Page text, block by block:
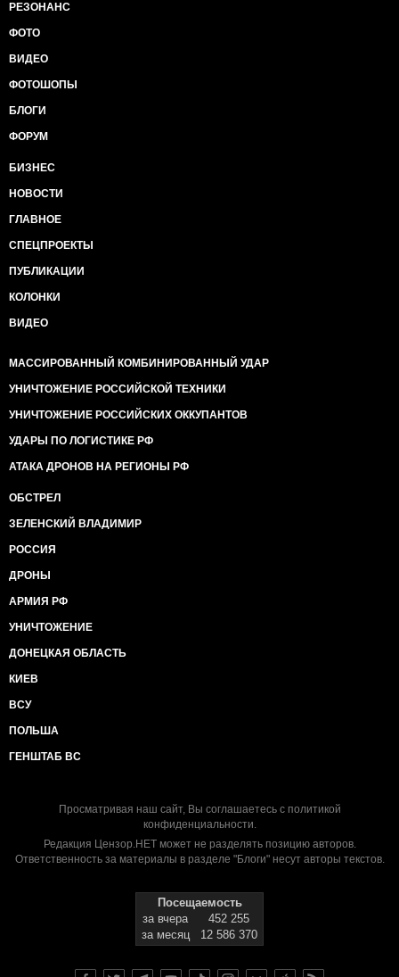
РЕЗОНАНС
ФОТО
ВИДЕО
ФОТОШОПЫ
БЛОГИ
ФОРУМ
БИЗНЕС
НОВОСТИ
ГЛАВНОЕ
СПЕЦПРОЕКТЫ
ПУБЛИКАЦИИ
КОЛОНКИ
ВИДЕО
МАССИРОВАННЫЙ КОМБИНИРОВАННЫЙ УДАР
УНИЧТОЖЕНИЕ РОССИЙСКОЙ ТЕХНИКИ
УНИЧТОЖЕНИЕ РОССИЙСКИХ ОККУПАНТОВ
УДАРЫ ПО ЛОГИСТИКЕ РФ
АТАКА ДРОНОВ НА РЕГИОНЫ РФ
ОБСТРЕЛ
ЗЕЛЕНСКИЙ ВЛАДИМИР
РОССИЯ
ДРОНЫ
АРМИЯ РФ
УНИЧТОЖЕНИЕ
ДОНЕЦКАЯ ОБЛАСТЬ
КИЕВ
ВСУ
ПОЛЬША
ГЕНШТАБ ВС
Просматривая наш сайт, Вы соглашаетесь с политикой
конфиденциальности.
Редакция Цензор.НЕТ может не разделять позицию авторов.
Ответственность за материалы в разделе "Блоги" несут авторы текстов.
Посещаемость
за вчера
452 255
за месяц
12 586 370